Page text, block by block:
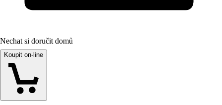
Nechat si doručit domů
Koupit on-line